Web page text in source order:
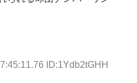
ID:1Ydb2tGHH